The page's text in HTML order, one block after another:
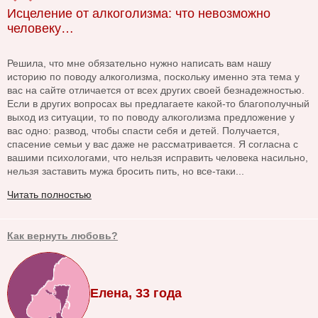
Исцеление от алкоголизма: что невозможно
человеку…
Решила, что мне обязательно нужно написать вам нашу
историю по поводу алкоголизма, поскольку именно эта тема у
вас на сайте отличается от всех других своей безнадежностью.
Если в других вопросах вы предлагаете какой-то благополучный
выход из ситуации, то по поводу алкоголизма предложение у
вас одно: развод, чтобы спасти себя и детей. Получается,
спасение семьи у вас даже не рассматривается. Я согласна с
вашими психологами, что нельзя исправить человека насильно,
нельзя заставить мужа бросить пить, но все-таки...
Читать полностью
Как вернуть любовь?
Елена, 33 года